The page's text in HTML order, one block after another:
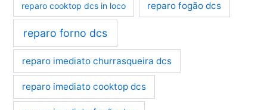
reparo cooktop dcs in loco reparo fogão dcs
reparo forno dcs
reparo imediato churrasqueira dcs
reparo imediato cooktop dcs